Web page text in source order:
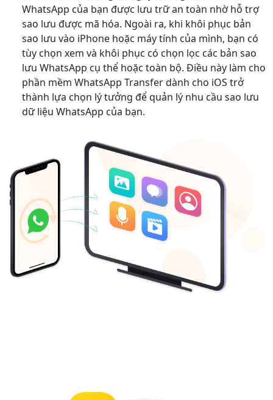
WhatsApp của bạn được lưu trữ an toàn nhờ hỗ trợ
sao lưu được mã hóa. Ngoài ra, khi khôi phục bản
sao lưu vào iPhone hoặc máy tính của mình, bạn có
tùy chọn xem và khôi phục có chọn lọc các bản sao
lưu WhatsApp cụ thể hoặc toàn bộ. Điều này làm cho
phần mềm WhatsApp Transfer dành cho iOS trở
thành lựa chọn lý tưởng để quản lý nhu cầu sao lưu
dữ liệu WhatsApp của bạn.